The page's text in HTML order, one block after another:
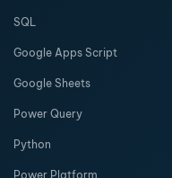
SQL
Google Apps Script
Google Sheets
Power Query
Python
Power Platform